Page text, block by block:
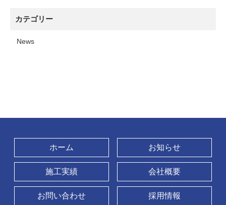
カテゴリー
News
ホーム お知らせ
施工実績 会社概要
お問い合わせ 採用情報